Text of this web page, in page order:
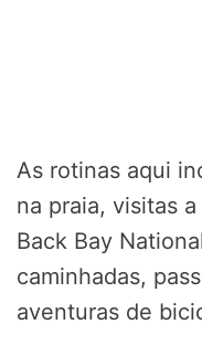
As rotinas aqui
na praia, visitas
Back Bay
caminhadas,
aventuras de